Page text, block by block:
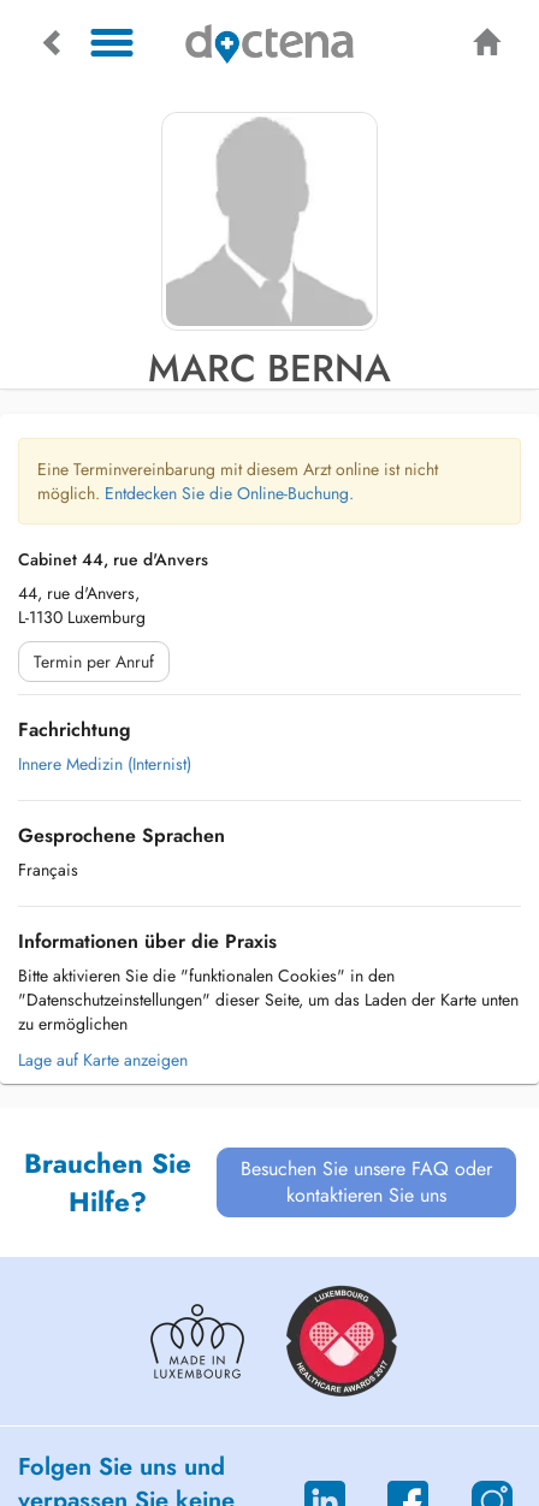
MARC BERNA
Eine Terminvereinbarung mit diesem Arzt online ist nicht
möglich. Entdecken Sie die Online-Buchung.
Cabinet 44, rue d'Anvers
44, rue d'Anvers,
L-1130 Luxemburg
Termin per Anruf
Fachrichtung
Innere Medizin (Internist)
Gesprochene Sprachen
Français
Informationen über die Praxis
Bitte aktivieren Sie die "funktionalen Cookies" in den
"Datenschutzeinstellungen" dieser Seite, um das Laden der Karte unten
zu ermöglichen
Lage auf Karte anzeigen
Brauchen Sie
Hilfe?
Besuchen Sie unsere FAQ oder
kontaktieren Sie uns
Folgen Sie uns und